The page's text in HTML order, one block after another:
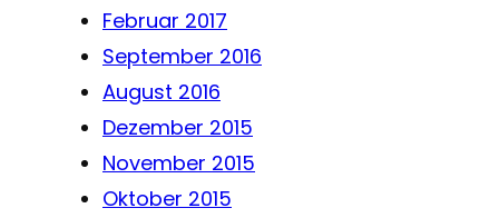
Februar 2017
September 2016
August 2016
Dezember 2015
November 2015
Oktober 2015